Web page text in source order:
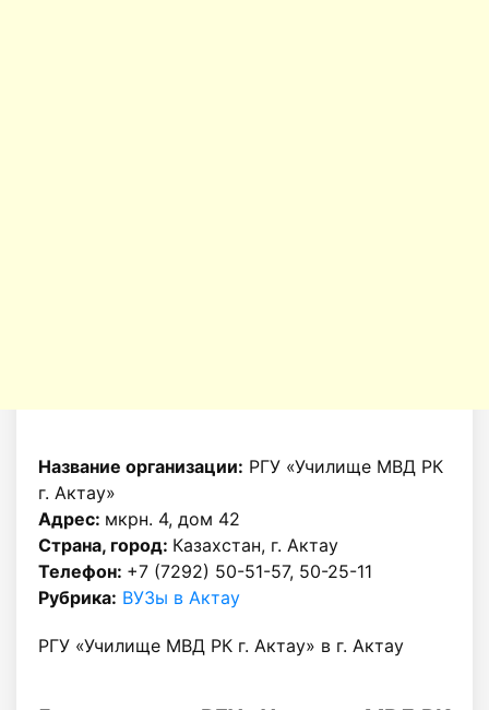
Название организации: РГУ «Училище МВД РК
г. Актау»
Адрес: мкрн. 4, дом 42
Страна, город: Казахстан, г. Актау
Телефон: +7 (7292) 50-51-57, 50-25-11
Рубрика: ВУЗы в Актау
РГУ «Училище МВД РК г. Актау» в г. Актау